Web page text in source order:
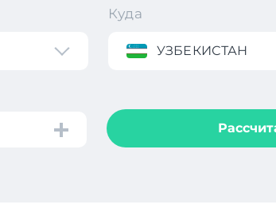
Куда
УЗБЕКИСТАН